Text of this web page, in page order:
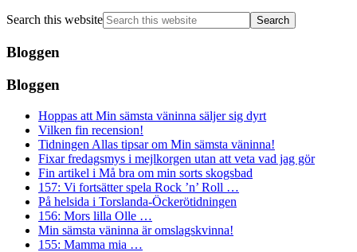
Search this website
Bloggen
Bloggen
Hoppas att Min sämsta väninna säljer sig dyrt
Vilken fin recension!
Tidningen Allas tipsar om Min sämsta väninna!
Fixar fredagsmys i mejlkorgen utan att veta vad jag gör
Fin artikel i Må bra om min sorts skogsbad
157: Vi fortsätter spela Rock ’n’ Roll …
På helsida i Torslanda-Öckerötidningen
156: Mors lilla Olle …
Min sämsta väninna är omslagskvinna!
155: Mamma mia …